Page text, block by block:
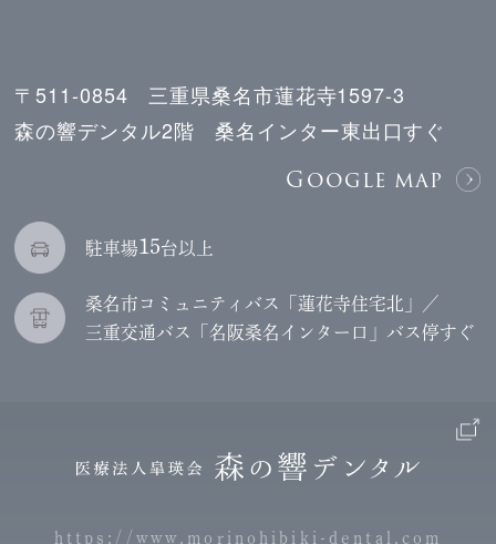
〒511-0854 三重県桑名市蓮花寺1597-3
森の響デンタル2階 桑名インター東出口すぐ
Google map
駐車場15台以上
桑名市コミュニティバス「蓮花寺住宅北」／
三重交通バス「名阪桑名インター口」バス停すぐ
https://www.morinohibiki-dental.com